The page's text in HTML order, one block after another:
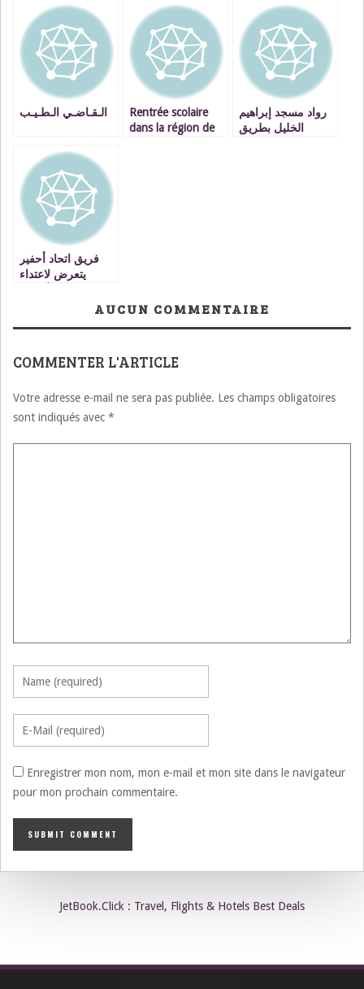
الـقـاضـي الـطـيـب
Rentrée scolaire
dans la région de
رواد مسجد إبراهيم
الخليل بطريق
فريق اتحاد أحفير
يتعرض لاعتداء
AUCUN COMMENTAIRE
COMMENTER L'ARTICLE
Votre adresse e-mail ne sera pas publiée. Les champs obligatoires
sont indiqués avec *
Enregistrer mon nom, mon e-mail et mon site dans le navigateur
pour mon prochain commentaire.
JetBook.Click : Travel, Flights & Hotels Best Deals